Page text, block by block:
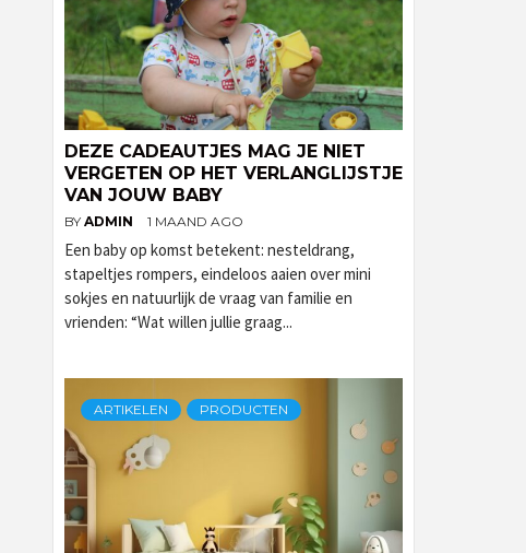
DEZE CADEAUTJES MAG JE NIET
VERGETEN OP HET VERLANGLIJSTJE
VAN JOUW BABY
BY ADMIN 1 MAAND AGO
Een baby op komst betekent: nesteldrang,
stapeltjes rompers, eindeloos aaien over mini
sokjes en natuurlijk de vraag van familie en
vrienden: “Wat willen jullie graag...
ARTIKELEN PRODUCTEN